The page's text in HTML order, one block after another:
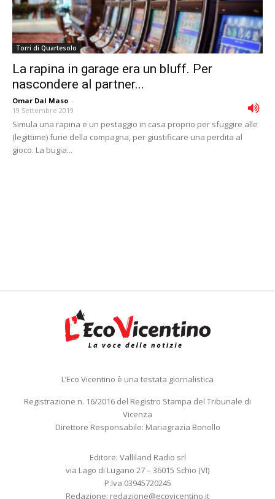
Torri di Quartesolo
La rapina in garage era un bluff. Per
nascondere al partner...
Omar Dal Maso -
19 Settembre 2019
Simula una rapina e un pestaggio in casa proprio per sfuggire alle
(legittime) furie della compagna, per giustificare una perdita al
gioco. La bugia...
L’Eco Vicentino è una testata giornalistica
Registrazione n. 16/2016 del Registro Stampa del Tribunale di
Vicenza
Direttore Responsabile: Mariagrazia Bonollo
Editore: Valliland Radio srl
via Lago di Lugano 27 – 36015 Schio (VI)
P.Iva 03945720245
Redazione: redazione@ecovicentino.it